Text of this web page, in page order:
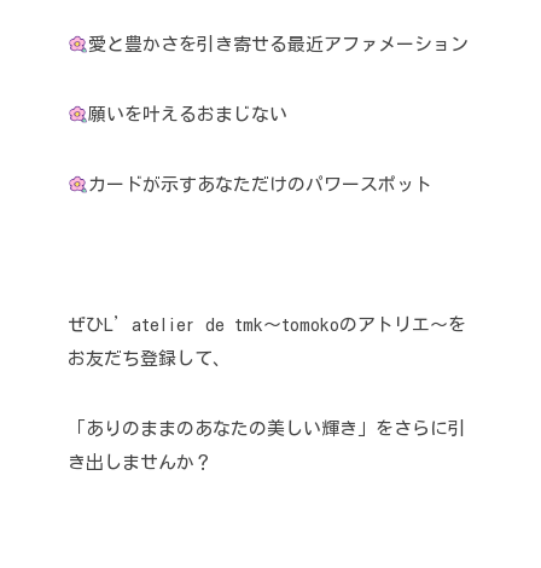
愛と豊かさを引き寄せる最近アファメーション
願いを叶えるおまじない
カードが示すあなただけのパワースポット
ぜひL’atelier de tmk〜tomokoのアトリエ〜を
お友だち登録して、
「ありのままのあなたの美しい輝き」をさらに引
き出しませんか？